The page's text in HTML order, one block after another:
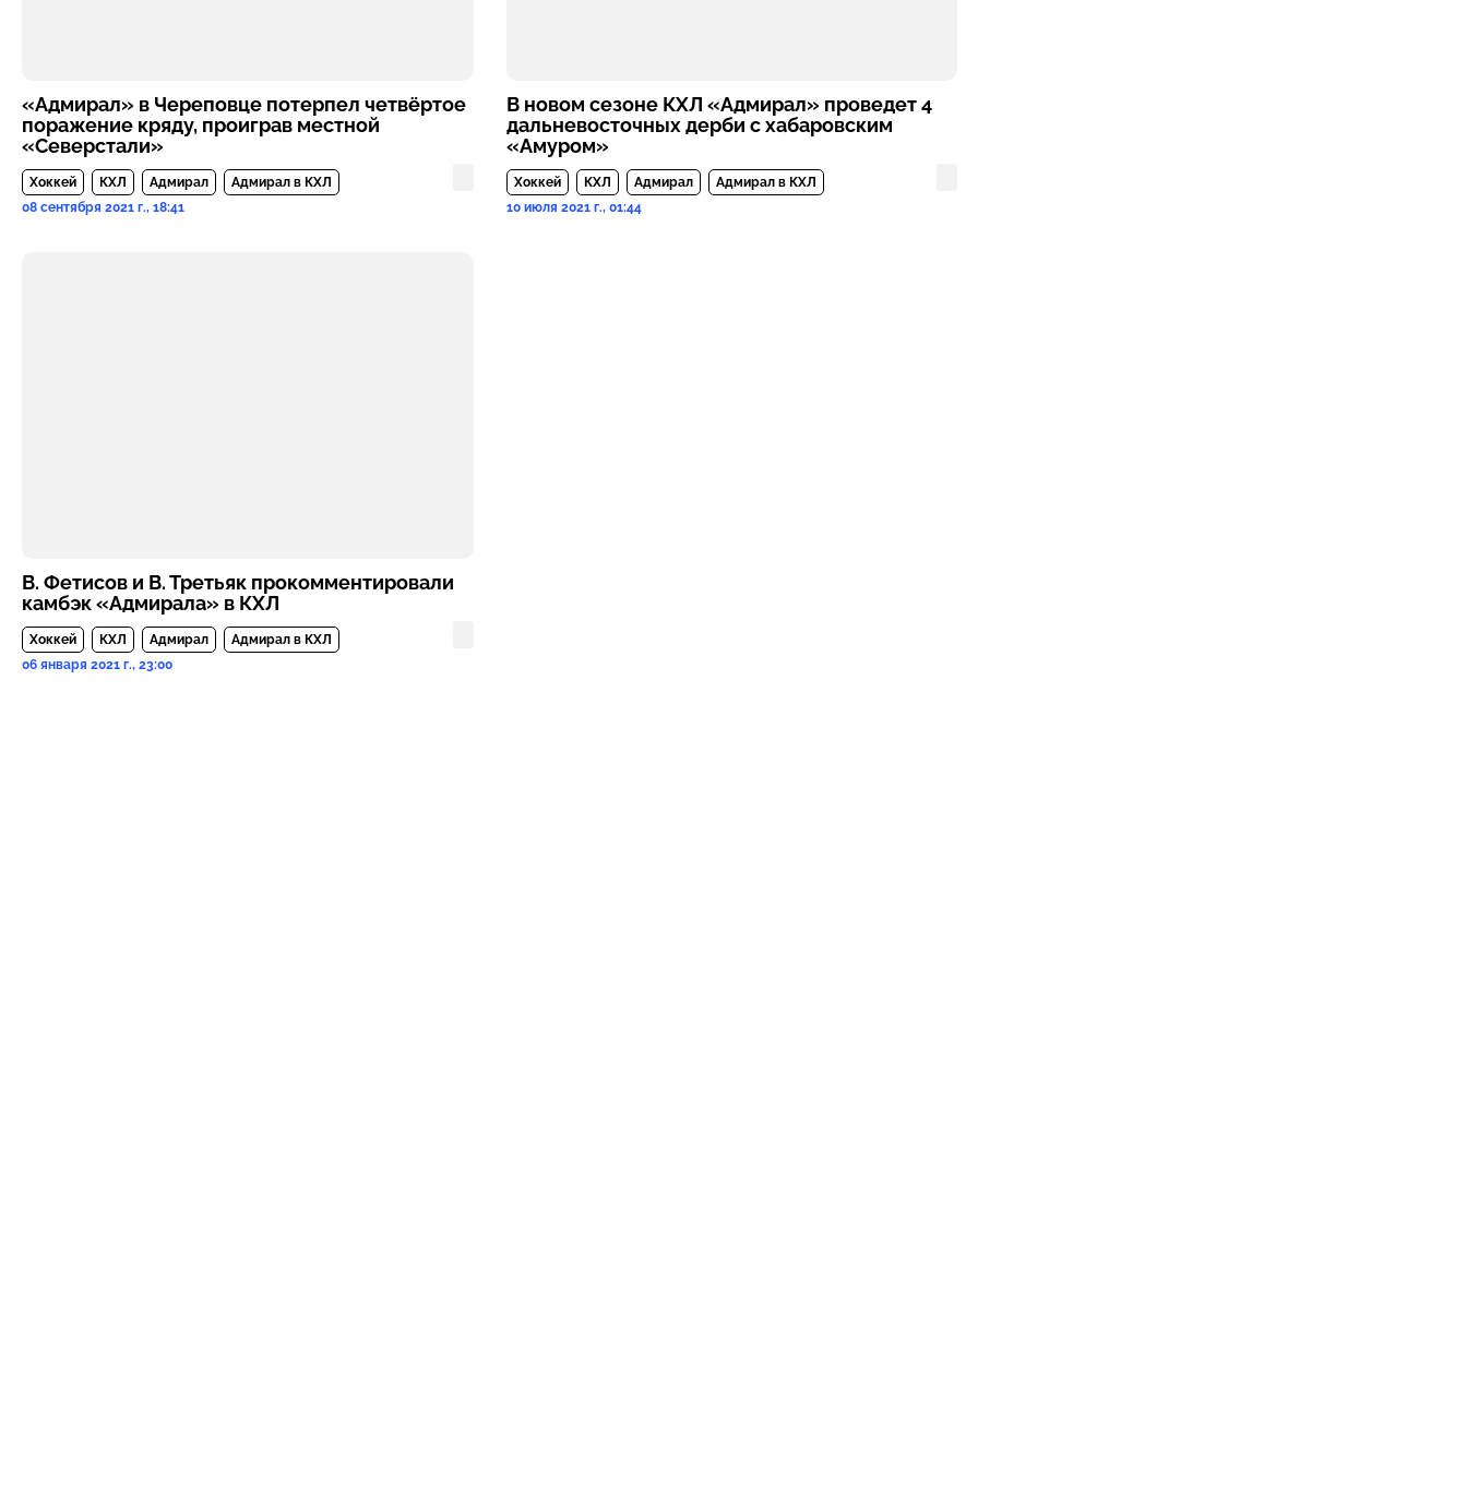
«Адмирал» в Череповце потерпел четвёртое
поражение кряду, проиграв местной
«Северстали»
Хоккей КХЛ Адмирал
Адмирал в КХЛ
08 сентября 2021 г., 18:41
В новом сезоне КХЛ «Адмирал» проведет 4
дальневосточных дерби с хабаровским
«Амуром»
Хоккей КХЛ Адмирал
Адмирал в КХЛ
10 июля 2021 г., 01:44
В. Фетисов и В. Третьяк прокомментировали
камбэк «Адмирала» в КХЛ
Хоккей КХЛ Адмирал
Адмирал в КХЛ
06 января 2021 г., 23:00